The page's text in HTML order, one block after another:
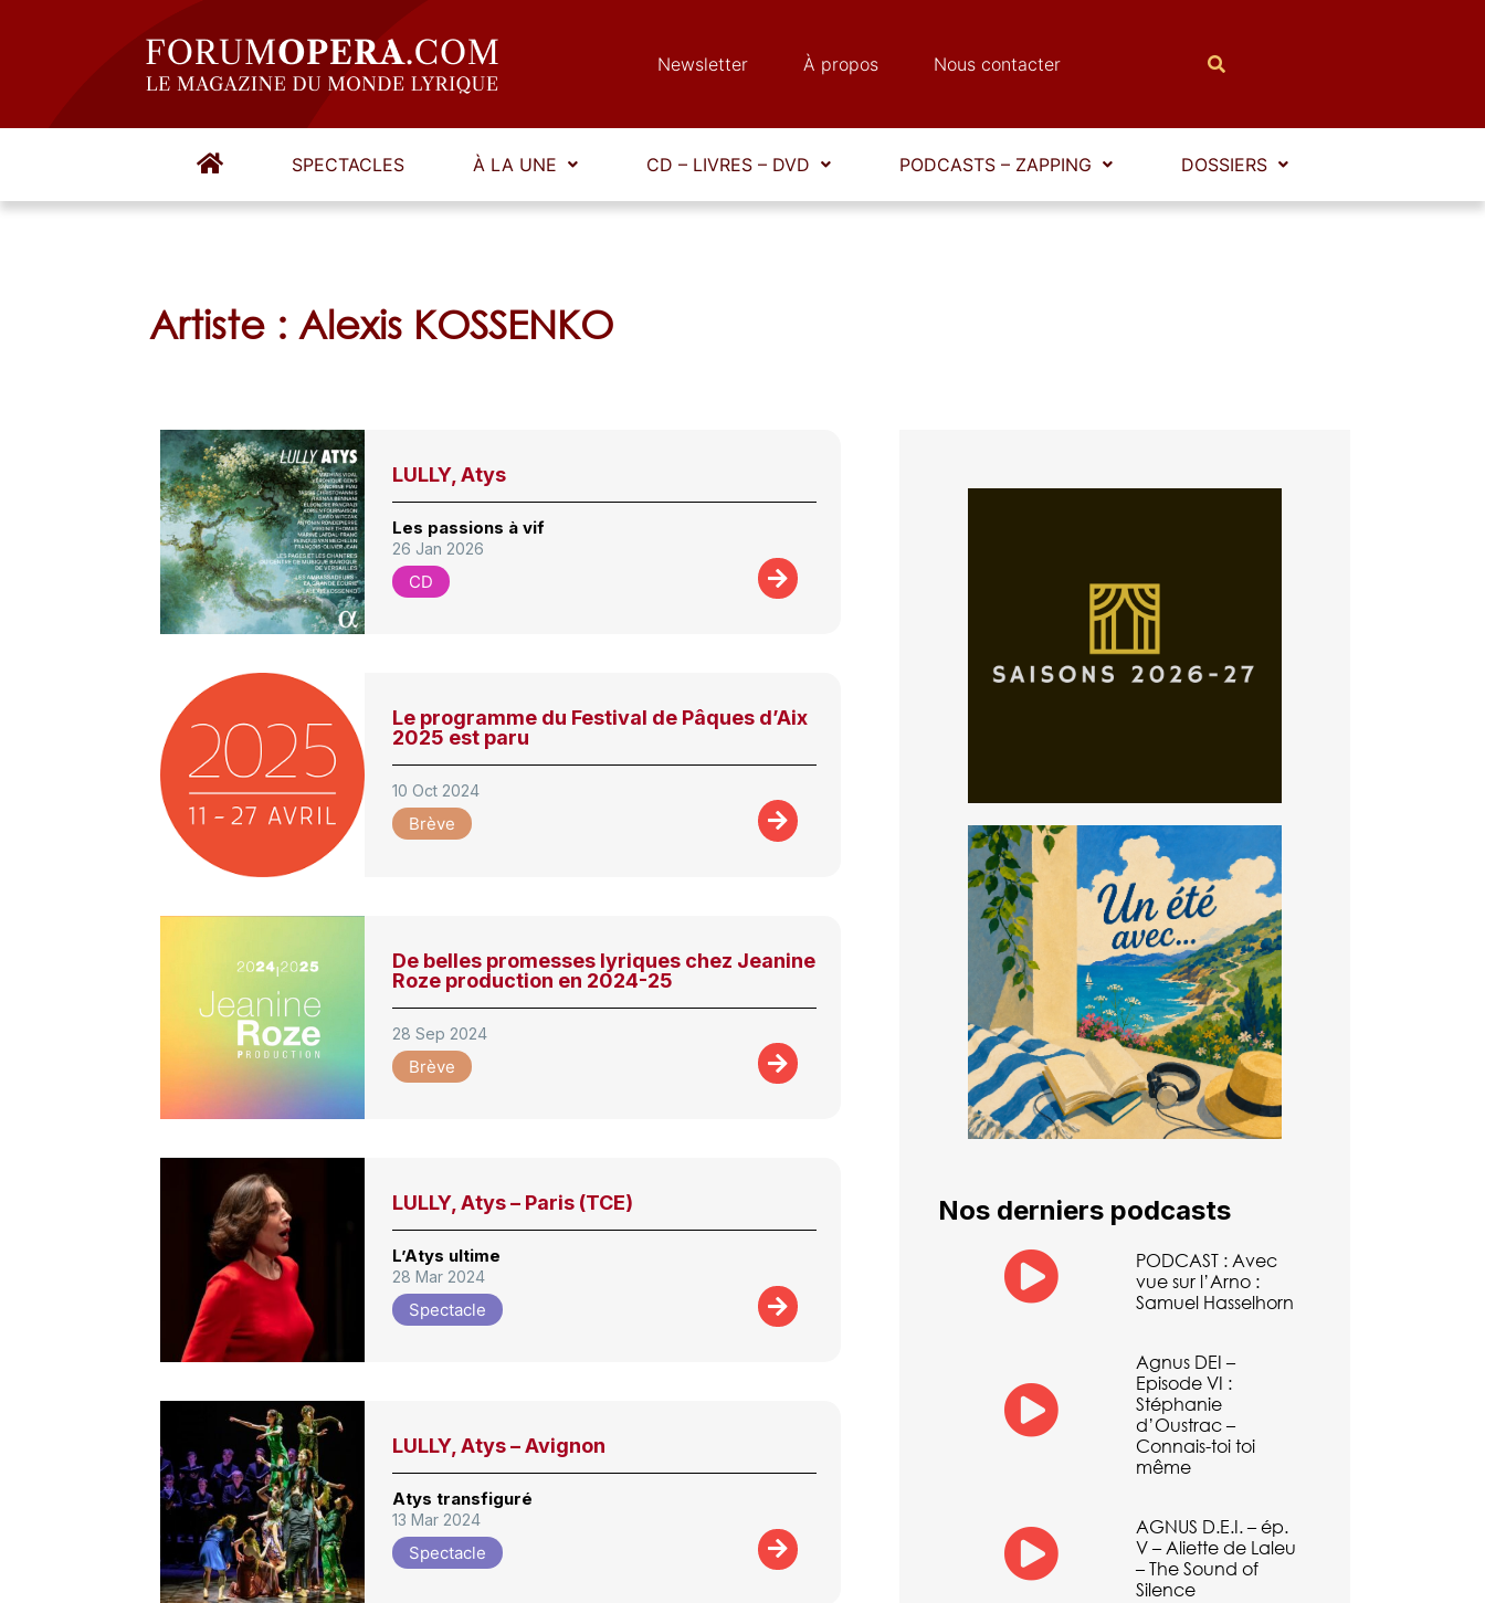
Newsletter À propos Nous contacter
SPECTACLES À LA UNE CD – LIVRES – DVD PODCASTS – ZAPPING DOSSIERS
Artiste : Alexis KOSSENKO
LULLY, Atys
Les passions à vif
26 Jan 2026
CD
Le programme du Festival de Pâques d’Aix
2025 est paru
10 Oct 2024
Brève
De belles promesses lyriques chez Jeanine
Roze production en 2024-25
28 Sep 2024
Brève
LULLY, Atys – Paris (TCE)
L’Atys ultime
28 Mar 2024
Spectacle
LULLY, Atys – Avignon
Atys transfiguré
13 Mar 2024
Spectacle
Nos derniers podcasts
PODCAST : Avec
vue sur l’Arno :
Samuel Hasselhorn
Agnus DEI –
Episode VI :
Stéphanie
d’Oustrac –
Connais-toi toi
même
AGNUS D.E.I. – ép.
V – Aliette de Laleu
– The Sound of
Silence